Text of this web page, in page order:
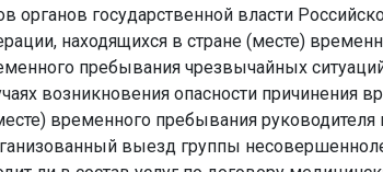
органов государственной власти
находящихся в стране (месте)
пребывания чрезвычайных
возникновения опасности причинения
временного пребывания
выезд группы